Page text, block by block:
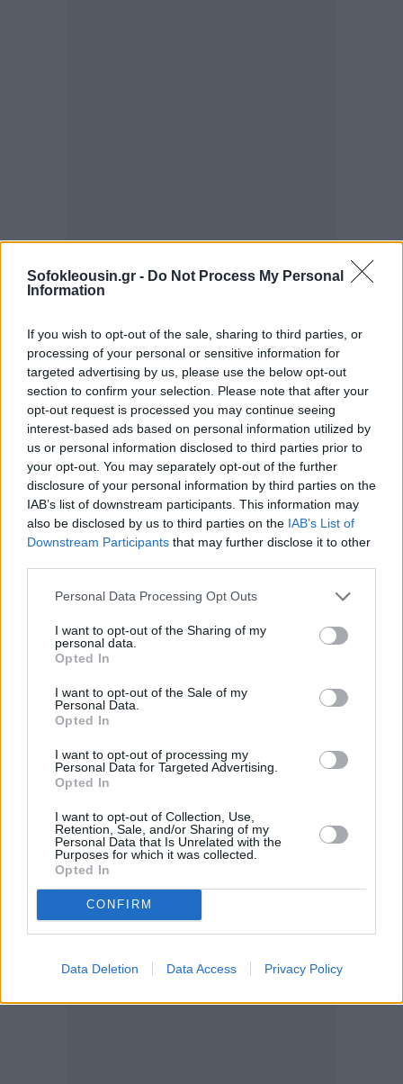
Sofokleousin.gr - Do Not Process My Personal
Information
If you wish to opt-out of the sale, sharing to third parties, or
processing of your personal or sensitive information for
targeted advertising by us, please use the below opt-out
section to confirm your selection. Please note that after your
opt-out request is processed you may continue seeing
interest-based ads based on personal information utilized by
us or personal information disclosed to third parties prior to
your opt-out. You may separately opt-out of the further
disclosure of your personal information by third parties on the
IAB’s list of downstream participants. This information may
also be disclosed by us to third parties on the IAB’s List of
Downstream Participants that may further disclose it to other
Personal Data Processing Opt Outs
I want to opt-out of the Sharing of my
personal data.
Opted In
I want to opt-out of the Sale of my
Personal Data.
Opted In
I want to opt-out of processing my
Personal Data for Targeted Advertising.
Opted In
I want to opt-out of Collection, Use,
Retention, Sale, and/or Sharing of my
Personal Data that Is Unrelated with the
Purposes for which it was collected.
Opted In
CONFIRM
Data Deletion Data Access Privacy Policy
Ήθελες να δημιουργήσεις ένα μοναδικό δώρο για
την κόλλητή σου; Πάρε το χρόνο και παρακολούθησε
τρεις ώρες βίντεο στο YouTube για τον τρόπο που θα
το φτιάξεις. Βγες στην αγορά και αναζήτησε τα υλικά,
συμβουλέψου ανθρώπους που έχουν κάνει κάτι
ανάλογο. Μαζευτείτε μερικές φίλες σε ένα σπίτι για
κουβεντούλα και beauté....
Ο κατάλογος των επιλογών είναι ατελείωτος, κάνε
ό,τι σε γεμίζει.